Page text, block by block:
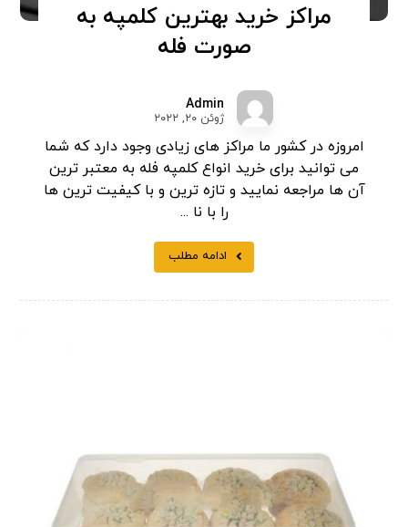
مراکز خرید بهترین کلمپه به
صورت فله
Admin
ژوئن ۲۰, ۲۰۲۲
امروزه در کشور ما مراکز های زیادی وجود دارد که شما
می توانید برای خرید انواع کلمپه فله به معتبر ترین
آن ها مراجعه نمایید و تازه ترین و با کیفیت ترین ها
را با نا ...
ادامه مطلب